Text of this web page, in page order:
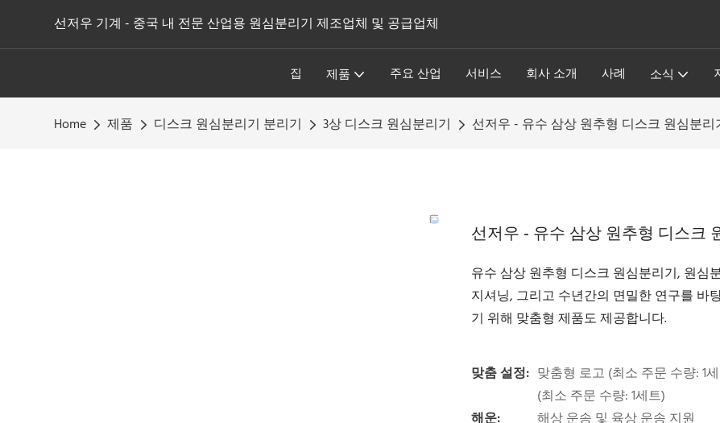
선저우 기계 - 중국 내 전문 산업용 원심분리기 제조업체 및 공급업체
집 제품 주요 산업 서비스 회사 소개 사례 소식
Home 제품 디스크 원심분리기 분리기 3상 디스크 원심분리기 선저우 - 유수 삼상 원추형 디스크 원심분
선저우 - 유수 삼상 원추형 디스크
유수 삼상 원추형 디스크 원심분리기, 원심
지셔닝, 그리고 수년간의 면밀한 연구를 바
기 위해 맞춤형 제품도 제공합니다.
맞춤 설정: 맞춤형 로고 (최소 주문 수량: 1
(최소 주문 수량: 1세트)
해운:
해상 운송 및 육상 운송 지원